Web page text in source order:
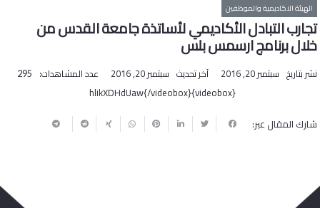
الهيئة الاكاديمية والموظفين
تجارب التبادل الأكاديمي لأساتذة جامعة القدس من
خلال برنامج ارسمس بلس
نشر بتاريخ سبتمبر 20, 2016 آخر تحديث سبتمبر 20, 2016 عدد المشاهدات: 295
{videobox}hlikXDHdUaw{/videobox}
شارك المقال عبر: